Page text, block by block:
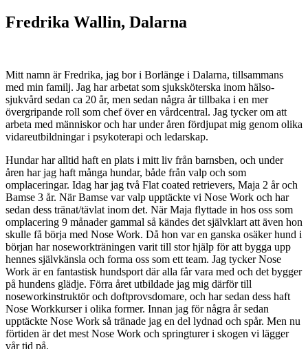
Fredrika Wallin, Dalarna
Mitt namn är Fredrika, jag bor i Borlänge i Dalarna, tillsammans
med min familj. Jag har arbetat som sjuksköterska inom hälso-
sjukvård sedan ca 20 år, men sedan några år tillbaka i en mer
övergripande roll som chef över en vårdcentral. Jag tycker om att
arbeta med människor och har under åren fördjupat mig genom olika
vidareutbildningar i psykoterapi och ledarskap.
Hundar har alltid haft en plats i mitt liv från barnsben, och under
åren har jag haft många hundar, både från valp och som
omplaceringar. Idag har jag två Flat coated retrievers, Maja 2 år och
Bamse 3 år. När Bamse var valp upptäckte vi Nose Work och har
sedan dess tränat/tävlat inom det. När Maja flyttade in hos oss som
omplacering 9 månader gammal så kändes det självklart att även hon
skulle få börja med Nose Work. Då hon var en ganska osäker hund i
början har noseworkträningen varit till stor hjälp för att bygga upp
hennes självkänsla och forma oss som ett team. Jag tycker Nose
Work är en fantastisk hundsport där alla får vara med och det bygger
på hundens glädje. Förra året utbildade jag mig därför till
noseworkinstruktör och doftprovsdomare, och har sedan dess haft
Nose Workkurser i olika former. Innan jag för några år sedan
upptäckte Nose Work så tränade jag en del lydnad och spår. Men nu
förtiden är det mest Nose Work och springturer i skogen vi lägger
vår tid på.